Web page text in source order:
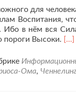
для
Воспитания,
Ибо в нём вся
пороги Высоки.
[…]
Ома, Ченнелинг